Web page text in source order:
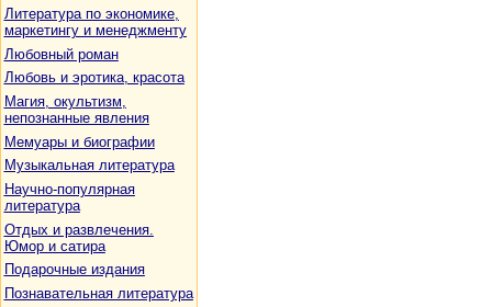
Литература по экономике,
маркетингу и менеджменту
Любовный роман
Любовь и эротика, красота
Магия, окультизм,
непознанные явления
Мемуары и биографии
Музыкальная литература
Научно-популярная
литература
Отдых и развлечения.
Юмор и сатира
Подарочные издания
Познавательная литература